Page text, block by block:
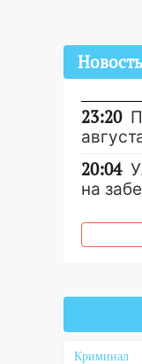
23:20
20:04
на
19:12
18:02
Криминал